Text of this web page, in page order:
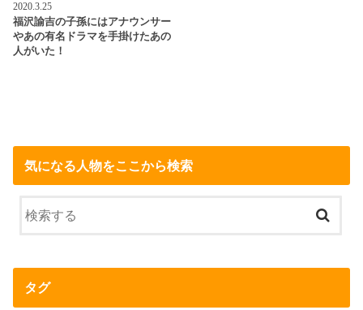
2020.3.25
福沢諭吉の子孫にはアナウンサー
やあの有名ドラマを手掛けたあの
人がいた！
気になる人物をここから検索
タグ